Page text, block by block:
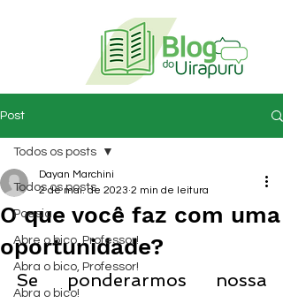
Post
Todos os posts
Poesia
Abre o bico, Professor!
Abra o bico, Professor!
Abra o bico!
Todos os posts
O que você faz com uma
oportunidade?
Dayan Marchini
2 de mai. de 2023 2 min de leitura
Se ponderarmos nossa